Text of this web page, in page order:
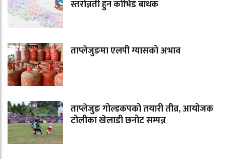
स्तरोन्नती हुन कोभिड बाधक
ताप्लेजुङमा एलपी ग्यासको अभाव
ताप्लेजुङ गोल्डकपको तयारी तीव्र, आयोजक
टोलीका खेलाडी छनोट सम्पन्न